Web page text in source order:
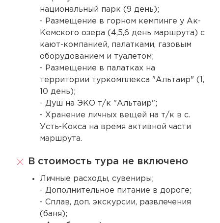
национальный парк (9 день);
- Размещение в горном кемпинге у Ак-
Кемского озера (4,5,6 день маршрута) с
кают-компанией, палатками, газовым
оборудованием и туалетом;
- Размещение в палатках на
территории туркомплекса "Альтаир" (1,
10 день);
- Душ на ЭКО т/к "Альтаир";
- Хранение личных вещей на т/к в с.
Усть-Кокса на время активной части
маршрута.
В стоимость тура не включено
Личные расходы, сувениры;
- Дополнительное питание в дороге;
- Сплав, доп. экскурсии, развлечения
(баня);